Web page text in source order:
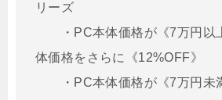
リーズ
・PC本体価格が《7万円
体価格をさらに《12%OFF》
・PC本体価格が《7万円